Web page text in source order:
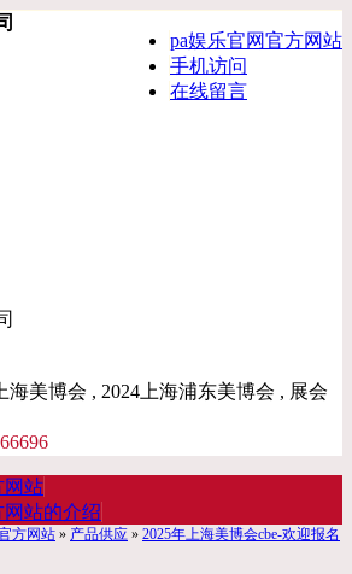
pa娱乐官网官方网站
手机访问
在线留言
海美博会 , 2024上海浦东美博会 , 展会
网站
网站的介绍
方网站 » 产品供应 » 2025年上海美博会cbe-欢迎报名